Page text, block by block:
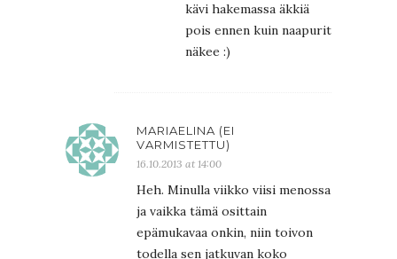
kävi hakemassa äkkiä
pois ennen kuin naapurit
näkee :)
MARIAELINA (EI
VARMISTETTU)
16.10.2013 at 14:00
Heh. Minulla viikko viisi menossa
ja vaikka tämä osittain
epämukavaa onkin, niin toivon
todella sen jatkuvan koko